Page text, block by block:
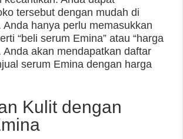
tersebut dengan mudah di
Anda hanya perlu memasukkan
“beli serum Emina” atau “harga
Anda akan mendapatkan daftar
serum Emina dengan harga
Kulit dengan